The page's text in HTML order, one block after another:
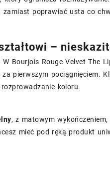
poprawiać usta co
–
Bourjois Rouge Velvet The
pierwszym pociągnięciem.
koloru.
, z matowym
mieć pod ręką produkt